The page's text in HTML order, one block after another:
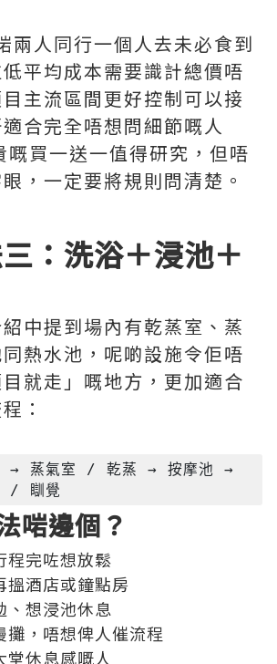
兩人同行一個人去未必食到
平均成本需要識計總價唔
主流區間更好控制可以接
合完全唔想問細節嘅人
嘅買一送一值得研究，但唔
，一定要將規則問清楚。
：洗浴＋浸池＋
中提到場內有乾蒸室、蒸
熱水池，呢啲設施令佢唔
就走」嘅地方，更加適合
：
→ 蒸氣室 / 乾蒸 → 按摩池 →
啱邊個？
程完咗想放鬆
搵酒店或鐘點房
、想浸池休息
攤，唔想俾人催流程
堂休息感嘅人